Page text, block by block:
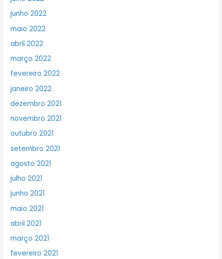
junho 2022
maio 2022
abril 2022
março 2022
fevereiro 2022
janeiro 2022
dezembro 2021
novembro 2021
outubro 2021
setembro 2021
agosto 2021
julho 2021
junho 2021
maio 2021
abril 2021
março 2021
fevereiro 2021